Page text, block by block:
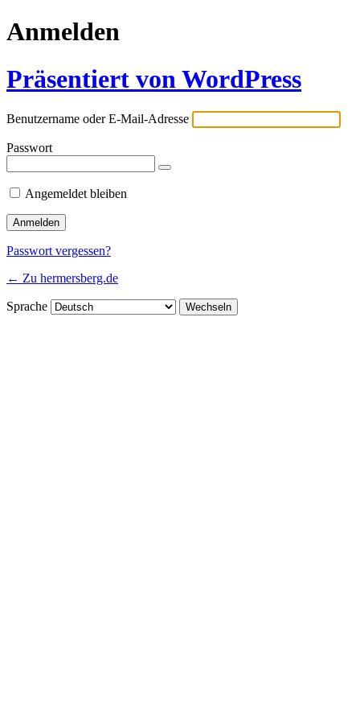
Anmelden
Präsentiert von WordPress
Benutzername oder E-Mail-Adresse
Passwort
Angemeldet bleiben
Passwort vergessen?
← Zu hermersberg.de
Sprache